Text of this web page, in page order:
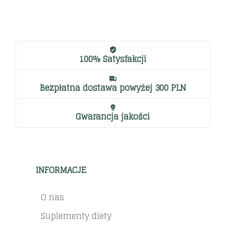
100% Satysfakcji
Bezpłatna dostawa powyżej 300 PLN
Gwarancja jakości
INFORMACJE
O nas
Suplementy diety